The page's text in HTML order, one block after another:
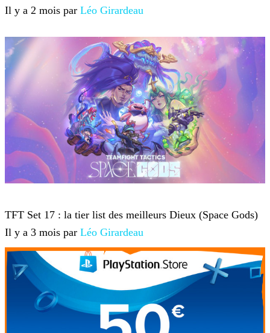
Il y a 2 mois par Léo Girardeau
TFT Set 17 : la tier list des meilleurs Dieux (Space Gods)
Il y a 3 mois par Léo Girardeau